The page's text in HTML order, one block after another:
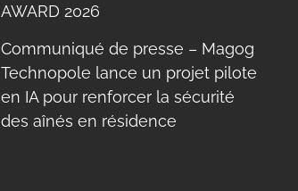
AWARD 2026
Communiqué de presse – Magog
Technopole lance un projet pilote
en IA pour renforcer la sécurité
des aînés en résidence